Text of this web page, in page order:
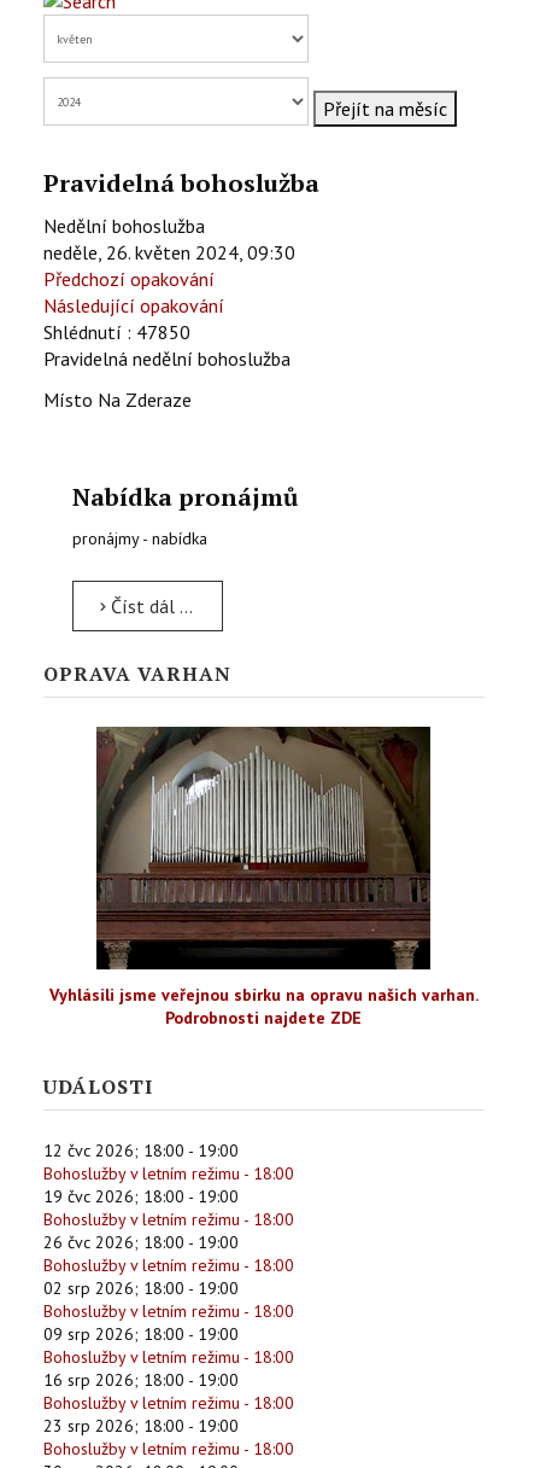
KONTAKTY
EN
Přejít na měsíc
Pravidelná bohoslužba
Nedělní bohoslužba
neděle, 26. květen 2024, 09:30
Předchozí opakování
Následující opakování
Shlédnutí : 47850
Pravidelná nedělní bohoslužba
Místo Na Zderaze
Nabídka pronájmů
pronájmy - nabídka
Číst dál …
OPRAVA VARHAN
Vyhlásili jsme veřejnou sbírku na opravu našich varhan.
Podrobnosti najdete ZDE
UDÁLOSTI
12 čvc 2026; 18:00 - 19:00
Bohoslužby v letním režimu - 18:00
19 čvc 2026; 18:00 - 19:00
Bohoslužby v letním režimu - 18:00
26 čvc 2026; 18:00 - 19:00
Bohoslužby v letním režimu - 18:00
02 srp 2026; 18:00 - 19:00
Bohoslužby v letním režimu - 18:00
09 srp 2026; 18:00 - 19:00
Bohoslužby v letním režimu - 18:00
16 srp 2026; 18:00 - 19:00
Bohoslužby v letním režimu - 18:00
23 srp 2026; 18:00 - 19:00
Bohoslužby v letním režimu - 18:00